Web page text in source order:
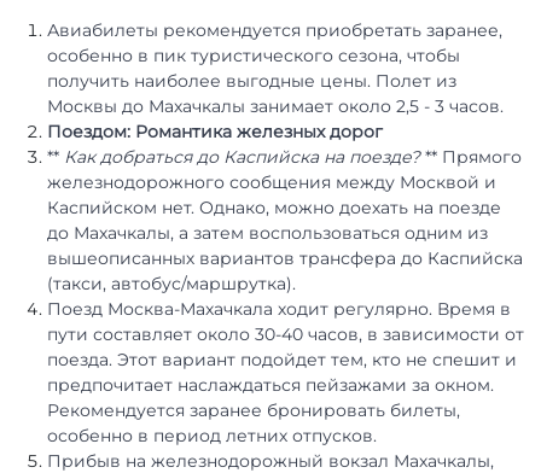
Авиабилеты рекомендуется приобретать заранее,
особенно в пик туристического сезона, чтобы
получить наиболее выгодные цены. Полет из
Москвы до Махачкалы занимает около 2,5 - 3 часов.
Поездом: Романтика железных дорог
** Как добраться до Каспийска на поезде?** Прямого
железнодорожного сообщения между Москвой и
Каспийском нет. Однако, можно доехать на поезде
до Махачкалы, а затем воспользоваться одним из
вышеописанных вариантов трансфера до Каспийска
(такси, автобус/маршрутка).
Поезд Москва-Махачкала ходит регулярно. Время в
пути составляет около 30-40 часов, в зависимости от
поезда. Этот вариант подойдет тем, кто не спешит и
предпочитает наслаждаться пейзажами за окном.
Рекомендуется заранее бронировать билеты,
особенно в период летних отпусков.
Прибыв на железнодорожный вокзал Махачкалы,